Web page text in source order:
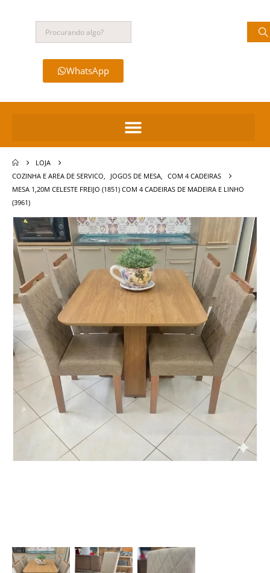
WhatsApp
LOJA
COZINHA E AREA DE SERVICO
JOGOS DE MESA
COM 4 CADEIRAS
MESA 1,20M CELESTE FREIJO (1851) COM 4 CADEIRAS DE MADEIRA E LINHO
(3961)